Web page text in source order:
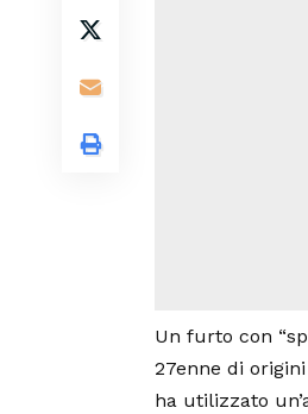
Un furto con
27enne di
ha utilizzato